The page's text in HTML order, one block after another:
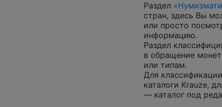
Раздел
стран, здесь Вы
или просто
информацию.
Раздел
в обращение
или типам.
Для
каталоги Krauze,
— каталог под